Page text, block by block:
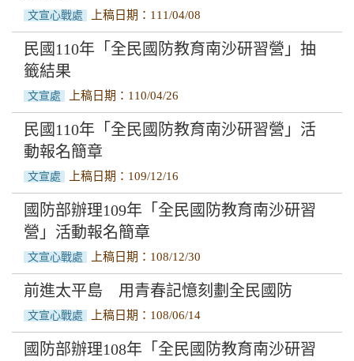
文宣心戰處 上稿日期：111/04/08
民國110年「全民國防教育南沙研習營」抽
籤結果
文宣處 上稿日期：110/04/26
民國110年「全民國防教育南沙研習營」活
動報名簡章
文宣處 上稿日期：109/12/16
國防部辦理109年「全民國防教育南沙研習
營」活動報名簡章
文宣心戰處 上稿日期：108/12/30
前進太平島 用青春記憶刻劃全民國防
文宣心戰處 上稿日期：108/06/14
國防部辦理108年「全民國防教育南沙研習